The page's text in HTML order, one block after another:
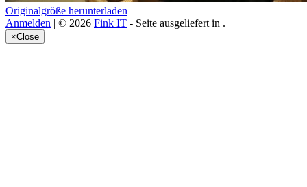
Originalgröße herunterladen
Anmelden | © 2026 Fink IT - Seite ausgeliefert in .
×Close